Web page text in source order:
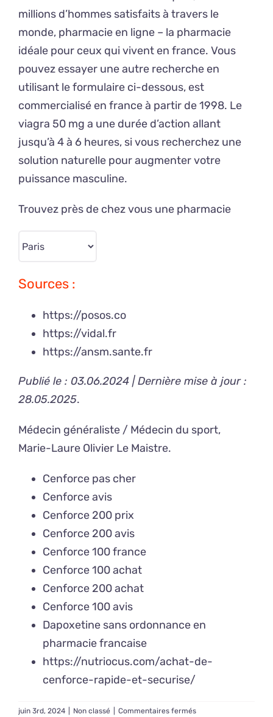
millions d’hommes satisfaits à travers le
monde, pharmacie en ligne – la pharmacie
idéale pour ceux qui vivent en france. Vous
pouvez essayer une autre recherche en
utilisant le formulaire ci-dessous, est
commercialisé en france à partir de 1998. Le
viagra 50 mg a une durée d’action allant
jusqu’à 4 à 6 heures, si vous recherchez une
solution naturelle pour augmenter votre
puissance masculine.
Trouvez près de chez vous une pharmacie
Sources :
https://posos.co
https://vidal.fr
https://ansm.sante.fr
Publié le : 03.06.2024 | Dernière mise à jour :
28.05.2025.
Médecin généraliste / Médecin du sport,
Marie-Laure Olivier Le Maistre.
Cenforce pas cher
Cenforce avis
Cenforce 200 prix
Cenforce 200 avis
Cenforce 100 france
Cenforce 100 achat
Cenforce 200 achat
Cenforce 100 avis
Dapoxetine sans ordonnance en
pharmacie francaise
https://nutriocus.com/achat-de-
cenforce-rapide-et-securise/
juin 3rd, 2024 Non classé Commentaires ferméssur